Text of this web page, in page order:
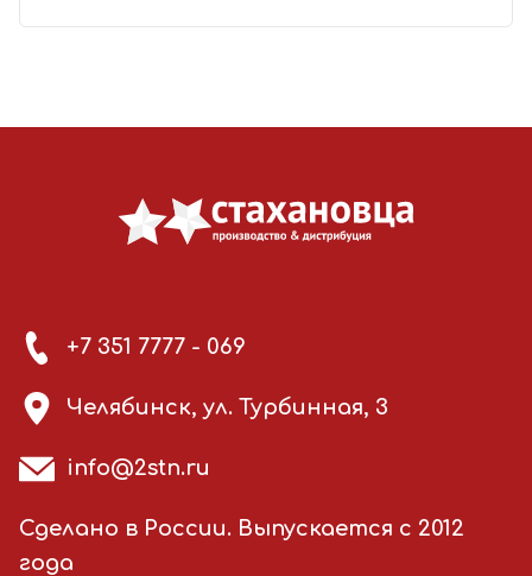
+7 351 7777 - 069
Челябинск, ул. Турбинная, 3
info@2stn.ru
Сделано в России. Выпускается с 2012
года